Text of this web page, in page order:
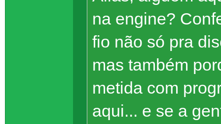
na engine?
fio não só pra
mas também
metida com
aqui... e se a